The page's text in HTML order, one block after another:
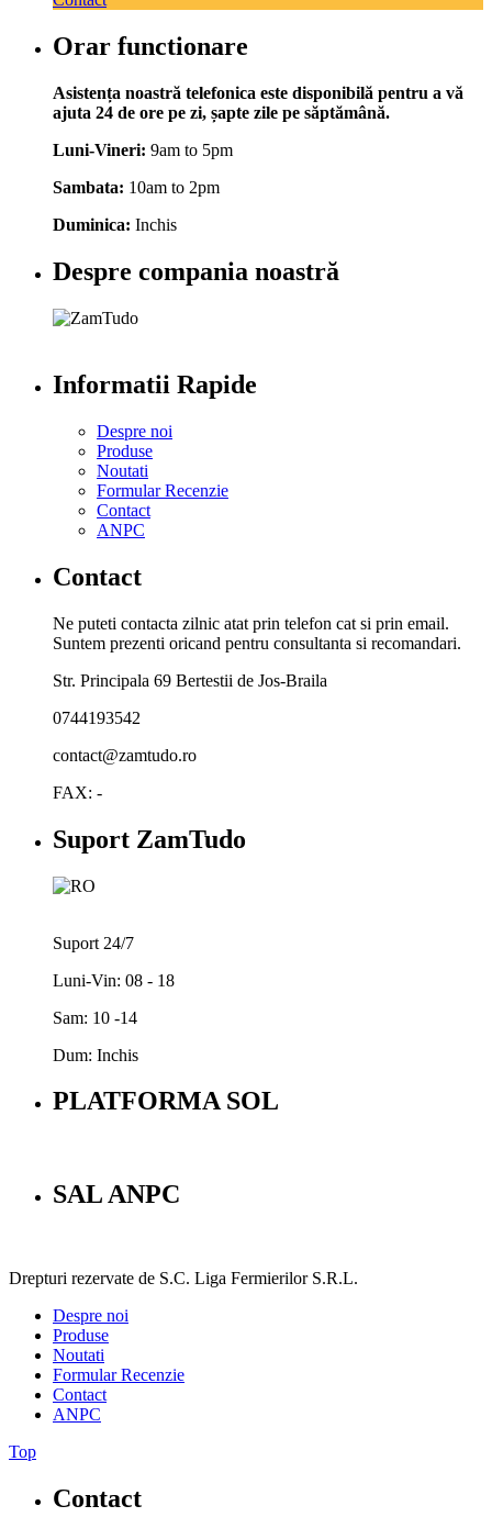
Orar functionare
Asistența noastră telefonica este disponibilă pentru a vă
ajuta 24 de ore pe zi, șapte zile pe săptămână.
Luni-Vineri: 9am to 5pm
Sambata: 10am to 2pm
Duminica: Inchis
Despre compania noastră
Informatii Rapide
Despre noi
Produse
Noutati
Formular Recenzie
Contact
ANPC
Contact
Ne puteti contacta zilnic atat prin telefon cat si prin email.
Suntem prezenti oricand pentru consultanta si recomandari.
Str. Principala 69 Bertestii de Jos-Braila
0744193542
contact@zamtudo.ro
FAX: -
Suport ZamTudo
Suport 24/7
Luni-Vin: 08 - 18
Sam: 10 -14
Dum: Inchis
PLATFORMA SOL
SAL ANPC
Drepturi rezervate de S.C. Liga Fermierilor S.R.L.
Despre noi
Produse
Noutati
Formular Recenzie
Contact
ANPC
Top
Contact